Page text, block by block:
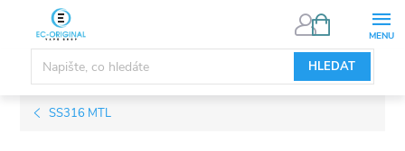
obsah
HLEDAT
NÁKUPNÍ
SS316 MTL